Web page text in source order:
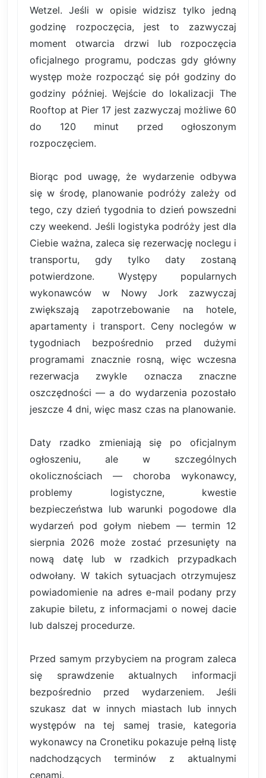
Wetzel. Jeśli w opisie widzisz tylko jedną
godzinę rozpoczęcia, jest to zazwyczaj
moment otwarcia drzwi lub rozpoczęcia
oficjalnego programu, podczas gdy główny
występ może rozpocząć się pół godziny do
godziny później. Wejście do lokalizacji The
Rooftop at Pier 17 jest zazwyczaj możliwe 60
do 120 minut przed ogłoszonym
rozpoczęciem.
Biorąc pod uwagę, że wydarzenie odbywa
się w środę, planowanie podróży zależy od
tego, czy dzień tygodnia to dzień powszedni
czy weekend. Jeśli logistyka podróży jest dla
Ciebie ważna, zaleca się rezerwację noclegu i
transportu, gdy tylko daty zostaną
potwierdzone. Występy popularnych
wykonawców w Nowy Jork zazwyczaj
zwiększają zapotrzebowanie na hotele,
apartamenty i transport. Ceny noclegów w
tygodniach bezpośrednio przed dużymi
programami znacznie rosną, więc wczesna
rezerwacja zwykle oznacza znaczne
oszczędności — a do wydarzenia pozostało
jeszcze 4 dni, więc masz czas na planowanie.
Daty rzadko zmieniają się po oficjalnym
ogłoszeniu, ale w szczególnych
okolicznościach — choroba wykonawcy,
problemy logistyczne, kwestie
bezpieczeństwa lub warunki pogodowe dla
wydarzeń pod gołym niebem — termin 12
sierpnia 2026 może zostać przesunięty na
nową datę lub w rzadkich przypadkach
odwołany. W takich sytuacjach otrzymujesz
powiadomienie na adres e-mail podany przy
zakupie biletu, z informacjami o nowej dacie
lub dalszej procedurze.
Przed samym przybyciem na program zaleca
się sprawdzenie aktualnych informacji
bezpośrednio przed wydarzeniem. Jeśli
szukasz dat w innych miastach lub innych
występów na tej samej trasie, kategoria
wykonawcy na Cronetiku pokazuje pełną listę
nadchodzących terminów z aktualnymi
cenami.